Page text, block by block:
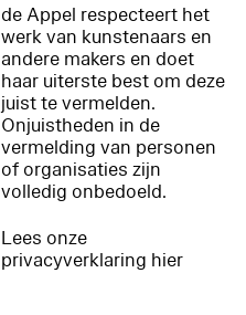
de Appel respecteert het
werk van kunstenaars en
andere makers en doet
haar uiterste best om deze
juist te vermelden.
Onjuistheden in de
vermelding van personen
of organisaties zijn
volledig onbedoeld.
Lees onze
privacyverklaring hier